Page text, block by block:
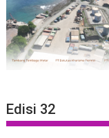
Edisi 32